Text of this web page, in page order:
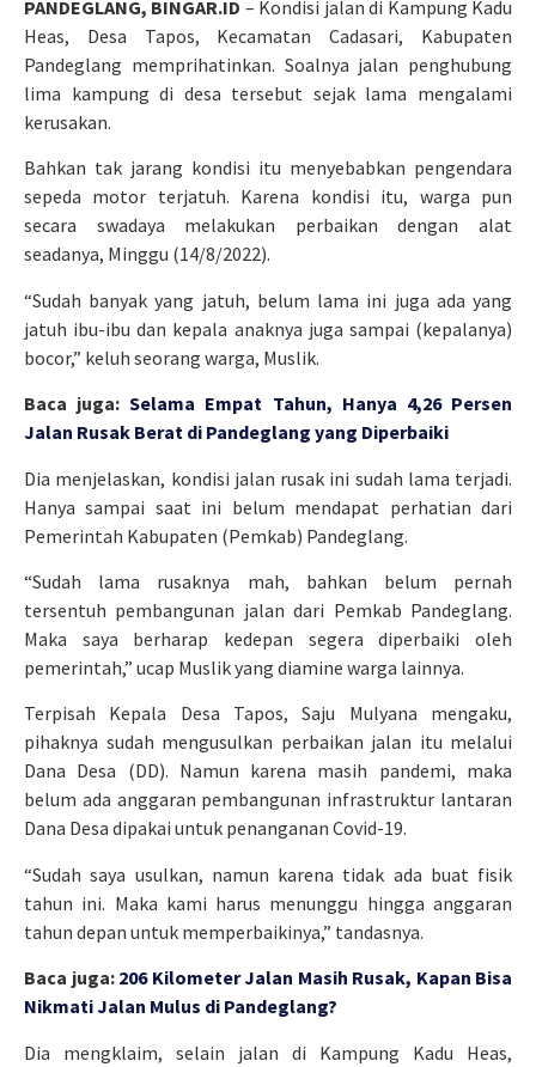
PANDEGLANG, BINGAR.ID – Kondisi jalan di Kampung Kadu
Heas, Desa Tapos, Kecamatan Cadasari, Kabupaten
Pandeglang memprihatinkan. Soalnya jalan penghubung
lima kampung di desa tersebut sejak lama mengalami
kerusakan.
Bahkan tak jarang kondisi itu menyebabkan pengendara
sepeda motor terjatuh. Karena kondisi itu, warga pun
secara swadaya melakukan perbaikan dengan alat
seadanya, Minggu (14/8/2022).
“Sudah banyak yang jatuh, belum lama ini juga ada yang
jatuh ibu-ibu dan kepala anaknya juga sampai (kepalanya)
bocor,” keluh seorang warga, Muslik.
Baca juga:Selama Empat Tahun, Hanya 4,26 Persen
Jalan Rusak Berat di Pandeglang yang Diperbaiki
Dia menjelaskan, kondisi jalan rusak ini sudah lama terjadi.
Hanya sampai saat ini belum mendapat perhatian dari
Pemerintah Kabupaten (Pemkab) Pandeglang.
“Sudah lama rusaknya mah, bahkan belum pernah
tersentuh pembangunan jalan dari Pemkab Pandeglang.
Maka saya berharap kedepan segera diperbaiki oleh
pemerintah,” ucap Muslik yang diamine warga lainnya.
Terpisah Kepala Desa Tapos, Saju Mulyana mengaku,
pihaknya sudah mengusulkan perbaikan jalan itu melalui
Dana Desa (DD). Namun karena masih pandemi, maka
belum ada anggaran pembangunan infrastruktur lantaran
Dana Desa dipakai untuk penanganan Covid-19.
“Sudah saya usulkan, namun karena tidak ada buat fisik
tahun ini. Maka kami harus menunggu hingga anggaran
tahun depan untuk memperbaikinya,” tandasnya.
Baca juga: 206 Kilometer Jalan Masih Rusak, Kapan Bisa
Nikmati Jalan Mulus di Pandeglang?
Dia mengklaim, selain jalan di Kampung Kadu Heas,